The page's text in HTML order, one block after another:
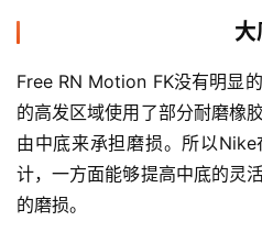
大
Free RN Motion FK没有明显
的高发区域使用了部分耐磨橡
由中底来承担磨损。所以
计，一方面能够提高中底的灵
的磨损。